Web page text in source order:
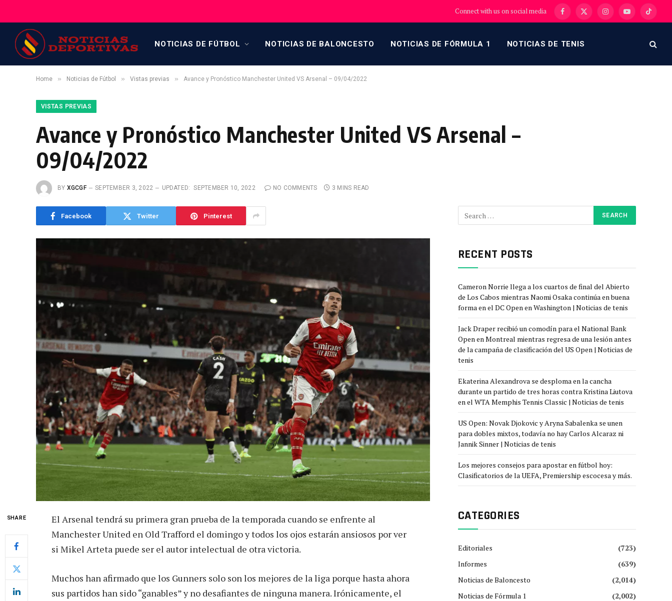
Connect with us on social media Facebook
X
InstagramYouTubeTikTok
NOTICIAS DE FÚTBOL NOTICIAS DE BALONCESTO NOTICIAS DE FÓRMULA 1 NOTICIAS DE TENIS
Home » Noticias de Fútbol » Vistas previas » Avance y Pronóstico Manchester United VS Arsenal – 09/04/2022
VISTAS PREVIAS
Avance y Pronóstico Manchester United VS Arsenal –
09/04/2022
BY XGCGF SEPTEMBER 3, 2022 UPDATED: SEPTEMBER 10, 2022 NO COMMENTS 3 MINS READ
Facebook Twitter Pinterest
SHARE
El Arsenal tendrá su primera gran prueba de la temporada cuando se enfrente al
Manchester United en Old Trafford el domingo y todos los ojos estarán ansiosos por ver
si Mikel Arteta puede ser el autor intelectual de otra victoria.
Muchos han afirmado que los Gunners solo son los mejores de la liga porque hasta ahora
sus partidos han sido “ganables” y no desafiantes de ninguna manera. Irónicamente, el
RECENT POSTS
Cameron Norrie llega a los cuartos de final del Abierto
de Los Cabos mientras Naomi Osaka continúa en buena
forma en el DC Open en Washington | Noticias de tenis
Jack Draper recibió un comodín para el National Bank
Open en Montreal mientras regresa de una lesión antes
de la campaña de clasificación del US Open | Noticias de
tenis
Ekaterina Alexandrova se desploma en la cancha
durante un partido de tres horas contra Kristina Liutova
en el WTA Memphis Tennis Classic | Noticias de tenis
US Open: Novak Djokovic y Aryna Sabalenka se unen
para dobles mixtos, todavía no hay Carlos Alcaraz ni
Jannik Sinner | Noticias de tenis
Los mejores consejos para apostar en fútbol hoy:
Clasificatorios de la UEFA, Premiership escocesa y más.
CATEGORIES
Editoriales
(723)
Informes
(639)
Noticias de Baloncesto
(2,014)
Noticias de Fórmula 1
(2,002)